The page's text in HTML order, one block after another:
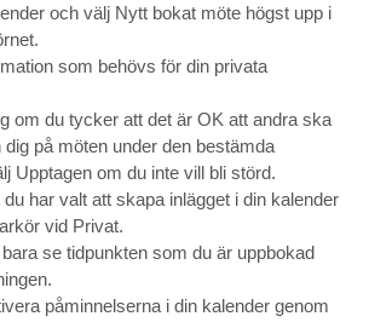
och välj Nytt bokat möte högst upp i
som behövs för din privata
om du tycker att det är OK att andra ska
dig på möten under den bestämda
Upptagen om du inte vill bli störd.
du har valt att skapa inlägget i din kalender
vid Privat.
se tidpunkten som du är uppbokad
påminnelserna i din kalender genom